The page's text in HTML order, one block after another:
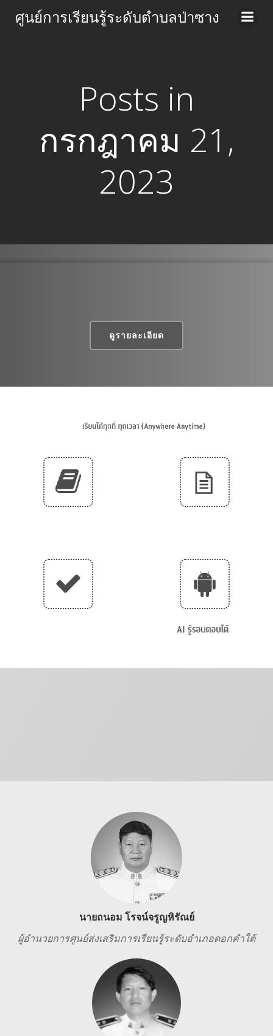
to
ศูนย์การเรียนรู้ระดับตำบลป่าซาง
Posts in
กรกฎาคม 21,
2023
ดูรายละเอียด
นายถนอม โรจน์จรูญหิรัณย์
ผู้อำนวยการศูนย์ส่งเสริมการเรียนรู้ระดับอำเภอดอกคำใต้